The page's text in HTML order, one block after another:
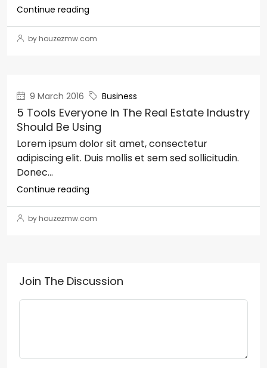
Continue reading
by houzezmw.com
9 March 2016 Business
5 Tools Everyone In The Real Estate Industry
Should Be Using
Lorem ipsum dolor sit amet, consectetur
adipiscing elit. Duis mollis et sem sed sollicitudin.
Donec...
Continue reading
by houzezmw.com
Join The Discussion